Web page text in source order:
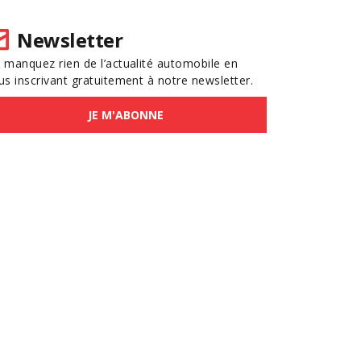
Newsletter
manquez rien de l’actualité automobile en
inscrivant gratuitement à notre newsletter.
JE M'ABONNE